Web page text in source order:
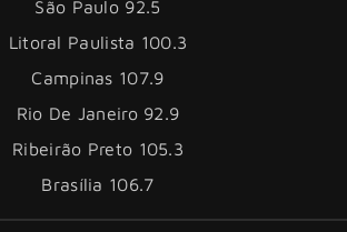
São Paulo 92.5
Litoral Paulista 100.3
Campinas 107.9
Rio De Janeiro 92.9
Ribeirão Preto 105.3
Brasília 106.7